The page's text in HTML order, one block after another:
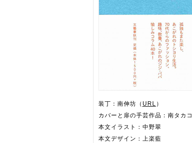
装丁：南伸坊（ URL ）
カバーと扉の手芸作品：南タカコ
本文イラスト：中野翠
本文デザイン：上楽藍